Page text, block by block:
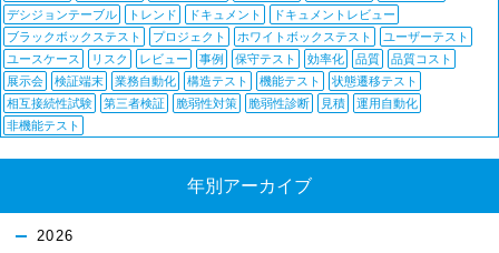
デシジョンテーブル
トレンド ドキュメント
ドキュメントレビュー
ブラックボックステスト
プロジェクト ホワイトボックステスト
ユーザーテスト
ユースケース
リスク レビュー 事例 保守テスト 効率化 品質
品質コスト
展示会
検証端末 業務自動化 構造テスト 機能テスト
状態遷移テスト
相互接続性試験
第三者検証 脆弱性対策 脆弱性診断 見積
運用自動化
非機能テスト
年別アーカイブ
2026